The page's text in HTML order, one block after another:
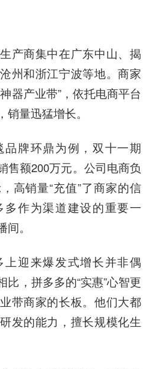
产商集中在广东中山、揭
州和浙江宁波等地。商家
器产业带”，依托电商平台
量迅猛增长。
牌环鼎为例，双十一期
售额200万元。公司电商负
高销量“充值”了商家的信
作为渠道建设的重要一
。
迎来爆发式增长并非偶
比，拼多多的“实惠”心智更
带商家的长板。他们大都
发的能力，擅长规模化生